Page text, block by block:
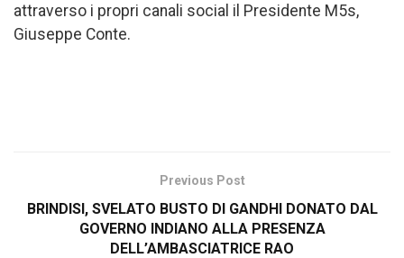
attraverso i propri canali social il Presidente M5s,
Giuseppe Conte.
Previous Post
BRINDISI, SVELATO BUSTO DI GANDHI DONATO DAL
GOVERNO INDIANO ALLA PRESENZA
DELL’AMBASCIATRICE RAO